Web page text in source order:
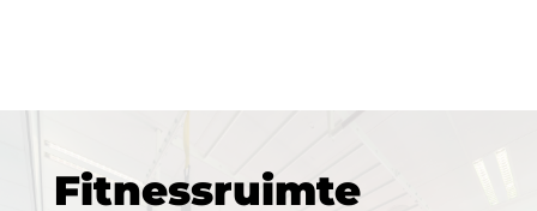
Fitnessruimte